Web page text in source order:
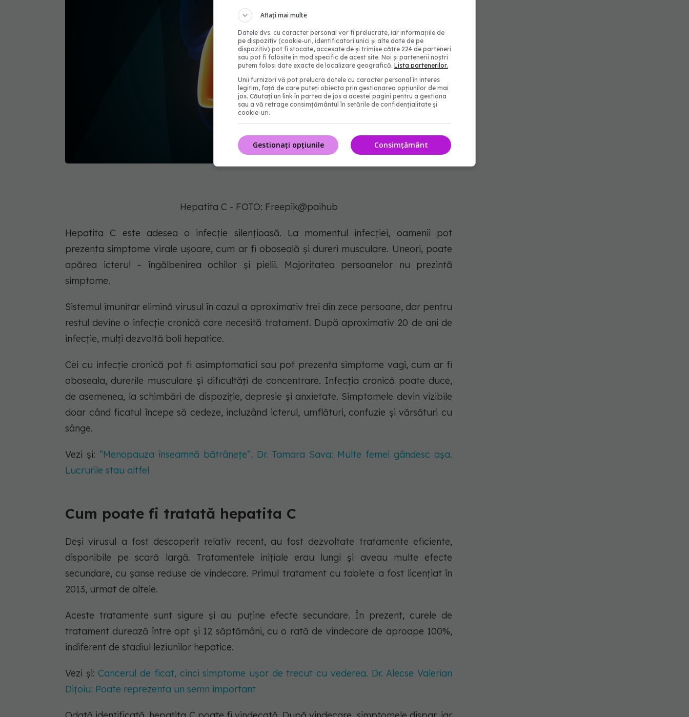
Hepatita C - FOTO: Freepik@paihub
Hepatita C este adesea o infecție silențioasă. La momentul infecției, oamenii pot
prezenta simptome virale ușoare, cum ar fi oboseală și dureri musculare. Uneori, poate
apărea icterul – îngălbenirea ochilor și pielii. Majoritatea persoanelor nu prezintă
simptome.
Sistemul imunitar elimină virusul în cazul a aproximativ trei din zece persoane, dar pentru
restul devine o infecție cronică care necesită tratament. După aproximativ 20 de ani de
infecție, mulți dezvoltă boli hepatice.
Cei cu infecție cronică pot fi asimptomatici sau pot prezenta simptome vagi, cum ar fi
oboseala, durerile musculare și dificultăți de concentrare. Infecția cronică poate duce,
de asemenea, la schimbări de dispoziție, depresie și anxietate. Simptomele devin vizibile
doar când ficatul începe să cedeze, incluzând icterul, umflături, confuzie și vărsături cu
sânge.
Vezi și: ”Menopauza înseamnă bătrânețe”. Dr. Tamara Sava: Multe femei gândesc așa.
Lucrurile stau altfel
Cum poate fi tratată hepatita C
Deși virusul a fost descoperit relativ recent, au fost dezvoltate tratamente eficiente,
disponibile pe scară largă. Tratamentele inițiale erau lungi și aveau multe efecte
secundare, cu șanse reduse de vindecare. Primul tratament cu tablete a fost licențiat în
2013, urmat de altele.
Aceste tratamente sunt sigure și au puține efecte secundare. În prezent, curele de
tratament durează între opt și 12 săptămâni, cu o rată de vindecare de aproape 100%,
indiferent de stadiul leziunilor hepatice.
Vezi și:Cancerul de ficat, cinci simptome ușor de trecut cu vederea. Dr. Alecse Valerian
Dițoiu: Poate reprezenta un semn important
Aflați mai multe
Datele dvs. cu caracter personal vor fi prelucrate, iar informațiile de
pe dispozitiv (cookie-uri, identificatori unici și alte date de pe
dispozitiv) pot fi stocate, accesate de și trimise către 224 de parteneri
sau pot fi folosite în mod specific de acest site. Noi și partenerii noștri
putem folosi date exacte de localizare geografică. Lista partenerilor.
Unii furnizori vă pot prelucra datele cu caracter personal în interes
legitim, față de care puteți obiecta prin gestionarea opțiunilor de mai
jos. Căutați un link în partea de jos a acestei pagini pentru a gestiona
sau a vă retrage consimțământul în setările de confidențialitate și
cookie-uri.
Consimțământ
Gestionați opțiunile